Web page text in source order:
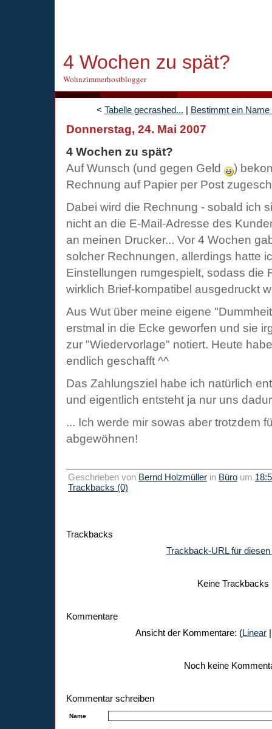
4 Wochen zu spät?
Wohnzimmerhostblogger
< Tabelle gecrashed... | Bestimmt ein
Donnerstag, 24. Mai 2007
4 Wochen zu spät?
Auf Wunsch (und gegen Geld
)
Rechnung auf Papier per Post
Dabei wird die Rechnung - sobald ich
nicht an die E-Mail-Adresse des
an meinen Drucker... Vor 4 Wochen
solcher Rechnungen, allerdings hatte
Einstellungen rumgespielt, sodass die
wirklich Brief-kompatibel ausgedruckt
Aus Wut über meine eigene
erstmal in die Ecke geworfen und sie
zur "Wiedervorlage" notiert. Heute
endlich geschafft ^^
Das Zahlungsziel habe ich natürlich
und eigentlich entsteht ja nur uns
... Ich werde mir sowas aber trotzdem
abgewöhnen!
Geschrieben von Bernd Holzmüller in Büro um
Trackbacks (0)
Trackbacks
Trackback-URL für diesen
Keine Trackbacks
Kommentare
Ansicht der Kommentare: (Linear
Noch keine
Kommentar schreiben
Name